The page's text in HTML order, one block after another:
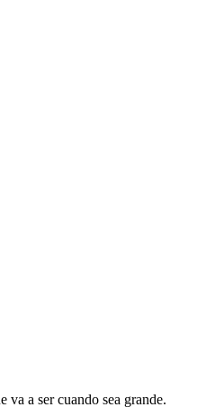
va a ser cuando sea grande.